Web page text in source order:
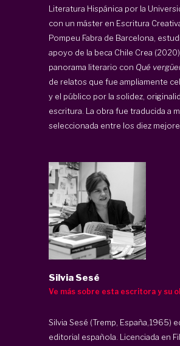
Literatura Hispánica por la
con un máster en Escritura
Pompeu Fabra de Barcelona,
apoyo de la beca Chile Crea
panorama literario con Qué
de relatos que fue ampliamente
y el público por la solidez,
escritura. La obra fue traducida a
seleccionada entre los diez
Silvia Sesé
Ve más sobre esta escritora y su
Silvia Sesé (Tremp, España,1965)
editorial española. Licenciada en